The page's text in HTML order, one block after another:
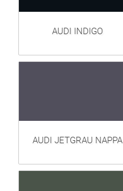
AUDI INDIGO
AUDI JETGRAU NAPPA